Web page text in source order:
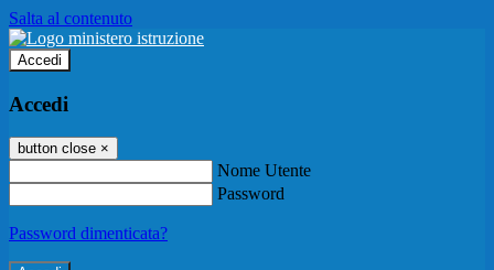
Salta al contenuto
Accedi
Accedi
button close ×
Nome Utente
Password
Password dimenticata?